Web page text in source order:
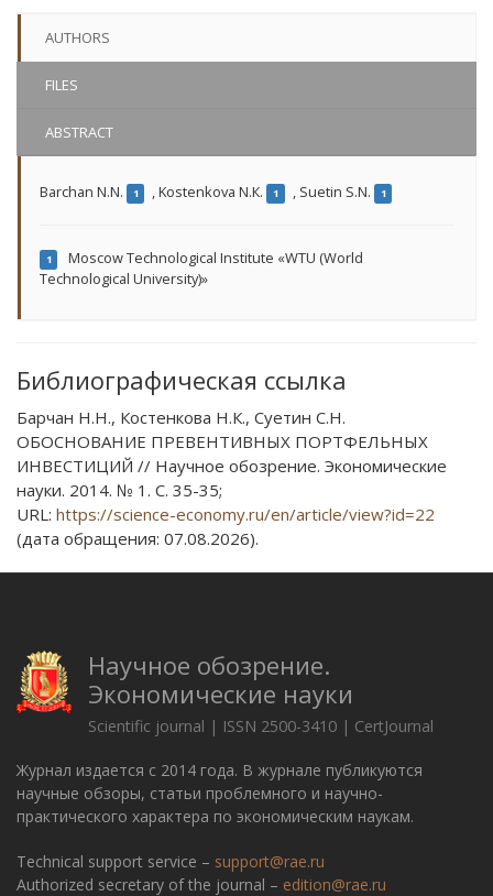
AUTHORS
FILES
ABSTRACT
Barchan N.N. 1 ,Kostenkova N.К. 1 , Suetin S.N. 1
1
Moscow Technological Institute «WTU (World
Technological University)»
Библиографическая ссылка
Барчан Н.Н., Костенкова Н.К., Суетин С.Н.
ОБОСНОВАНИЕ ПРЕВЕНТИВНЫХ ПОРТФЕЛЬНЫХ
ИНВЕСТИЦИЙ // Научное обозрение. Экономические
науки. 2014. № 1. С. 35-35;
URL: https://science-economy.ru/en/article/view?id=22
(дата обращения: 07.08.2026).
Научное обозрение.
Экономические науки
Scientific journal | ISSN 2500-3410 | CertJournal
Журнал издается с 2014 года. В журнале публикуются
научные обзоры, статьи проблемного и научно-
практического характера по экономическим наукам.
Technical support service – support@rae.ru
Authorized secretary of the journal – edition@rae.ru